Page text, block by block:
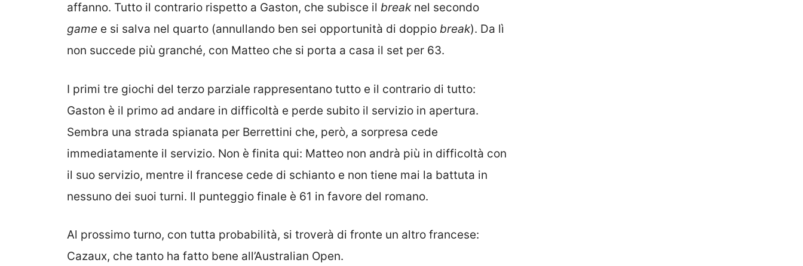
affanno. Tutto il contrario rispetto a Gaston, che subisce il breaknel secondo
game e si salva nel quarto (annullando ben sei opportunità di doppio break). Da lì
non succede più granché, con Matteo che si porta a casa il set per 63.
I primi tre giochi del terzo parziale rappresentano tutto e il contrario di tutto:
Gaston è il primo ad andare in difficoltà e perde subito il servizio in apertura.
Sembra una strada spianata per Berrettini che, però, a sorpresa cede
immediatamente il servizio. Non è finita qui: Matteo non andrà più in difficoltà con
il suo servizio, mentre il francese cede di schianto e non tiene mai la battuta in
nessuno dei suoi turni. Il punteggio finale è 61 in favore del romano.
Al prossimo turno, con tutta probabilità, si troverà di fronte un altro francese:
Cazaux, che tanto ha fatto bene all’Australian Open.